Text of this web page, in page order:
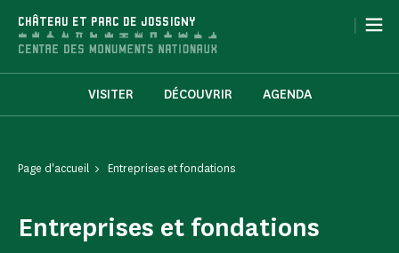
CHÂTEAU ET PARC DE JOSSIGNY |
VISITER DÉCOUVRIR AGENDA
Page d'accueil Entreprises et fondations
Entreprises et fondations